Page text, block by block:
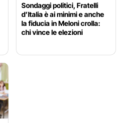
Sondaggi politici, Fratelli
d’Italia è ai minimi e anche
la fiducia in Meloni crolla:
chi vince le elezioni